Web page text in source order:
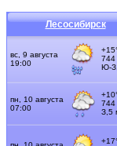
Лесосибирск